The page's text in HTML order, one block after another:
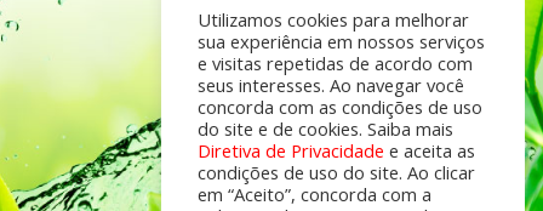
Utilizamos cookies para melhorar
sua experiência em nossos serviços
e visitas repetidas de acordo com
seus interesses. Ao navegar você
concorda com as condições de uso
do site e de cookies. Saiba mais
Diretiva de Privacidade e aceita as
condições de uso do site. Ao clicar
em “Aceito”, concorda com a